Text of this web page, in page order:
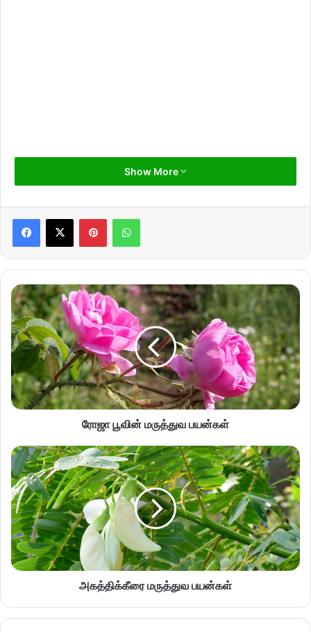
Show More
ரோஜா பூவின் மருத்துவ பயன்கள்
அகத்திக்கீரை மருத்துவ பயன்கள்